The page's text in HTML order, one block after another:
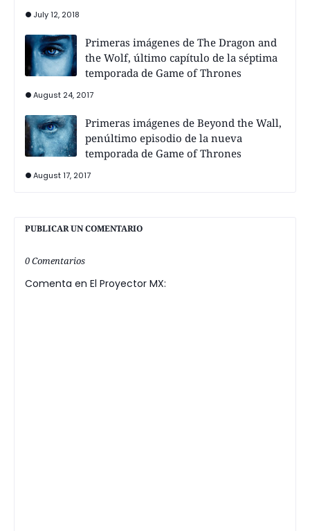
July 12, 2018
Primeras imágenes de The Dragon and
the Wolf, último capítulo de la séptima
temporada de Game of Thrones
August 24, 2017
Primeras imágenes de Beyond the Wall,
penúltimo episodio de la nueva
temporada de Game of Thrones
August 17, 2017
PUBLICAR UN COMENTARIO
0 Comentarios
Comenta en El Proyector MX: